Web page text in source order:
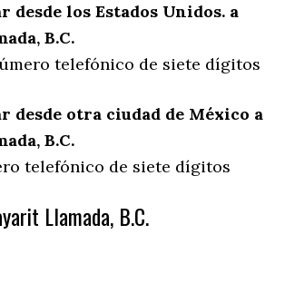
desde los Estados Unidos. a
B.C.
telefónico de siete dígitos
desde otra ciudad de México a
B.C.
telefónico de siete dígitos
Llamada, B.C.